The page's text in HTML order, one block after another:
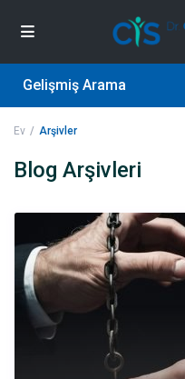
Gelişmiş Arama
Ev Arşivler
Blog Arşivleri